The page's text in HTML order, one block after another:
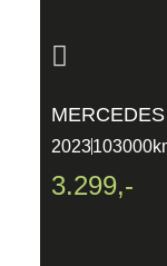
2023
3.299,-